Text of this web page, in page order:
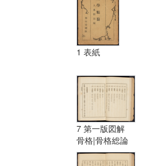
1 表紙
7 第一版図解
骨格|骨格総論